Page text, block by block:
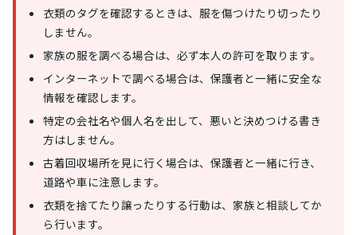
衣類のタグを確認するときは、服を傷つけたり切ったり
しません。
家族の服を調べる場合は、必ず本人の許可を取ります。
インターネットで調べる場合は、保護者と一緒に安全な
情報を確認します。
特定の会社名や個人名を出して、悪いと決めつける書き
方はしません。
古着回収場所を見に行く場合は、保護者と一緒に行き、
道路や車に注意します。
衣類を捨てたり譲ったりする行動は、家族と相談してか
ら行います。